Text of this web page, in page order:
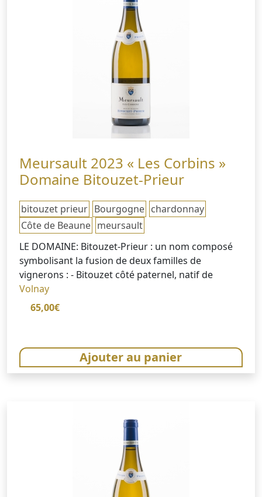
Meursault 2023 « Les Corbins »
Domaine Bitouzet-Prieur
bitouzet prieur Bourgogne chardonnay
Côte de Beaune meursault
LE DOMAINE: Bitouzet-Prieur : un nom composé
symbolisant la fusion de deux familles de
vignerons : - Bitouzet côté paternel, natif de
Volnay
65,00€
Ajouter au panier